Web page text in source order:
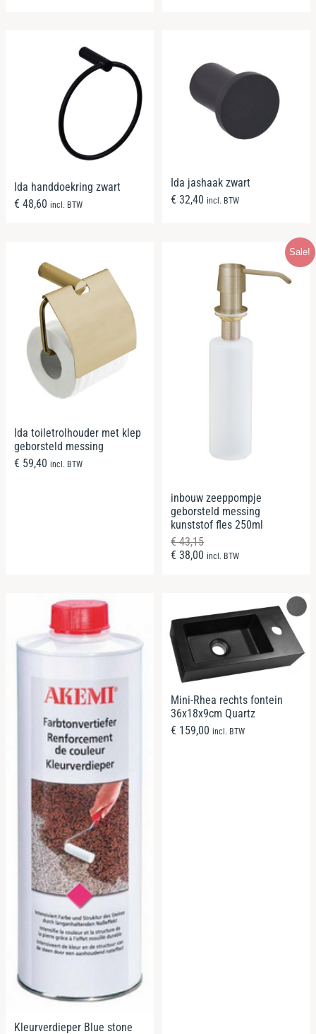
Ida handdoekring zwart
€ 48,60 incl. BTW
Ida jashaak zwart
€ 32,40 incl. BTW
Ida toiletrolhouder met klep
geborsteld messing
€ 59,40 incl. BTW
Sale!
inbouw zeeppompje
geborsteld messing
kunststof fles 250ml
€43,15
€ 38,00 incl. BTW
Kleurverdieper Blue stone
Mini-Rhea rechts fontein
36x18x9cm Quartz
€ 159,00 incl. BTW